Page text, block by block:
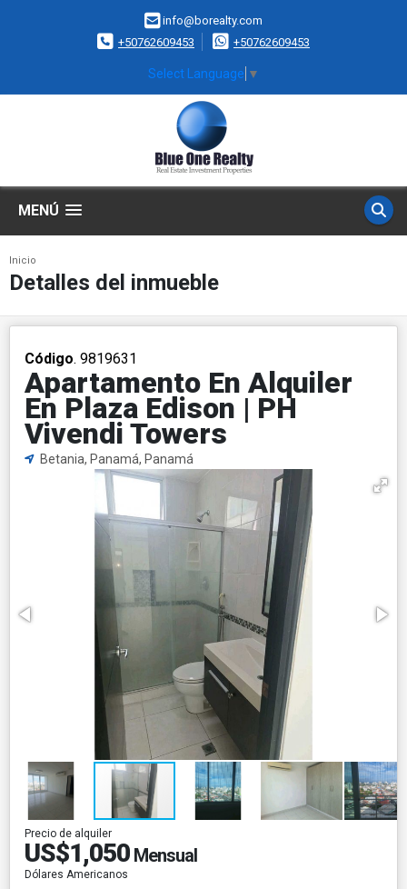
info@borealty.com
+50762609453
+50762609453
Select Language ▼
MENÚ
Inicio
Detalles del inmueble
Código. 9819631
Apartamento En Alquiler
En Plaza Edison | PH
Vivendi Towers
Betania, Panamá, Panamá
Precio de alquiler
US$1,050 Mensual
Dólares Americanos